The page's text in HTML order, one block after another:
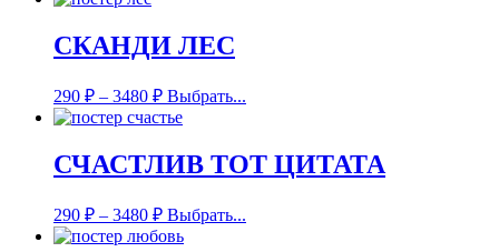
СКАНДИ ЛЕС
290 ₽ – 3480 ₽ Выбрать...
СЧАСТЛИВ ТОТ ЦИТАТА
290 ₽ – 3480 ₽ Выбрать...